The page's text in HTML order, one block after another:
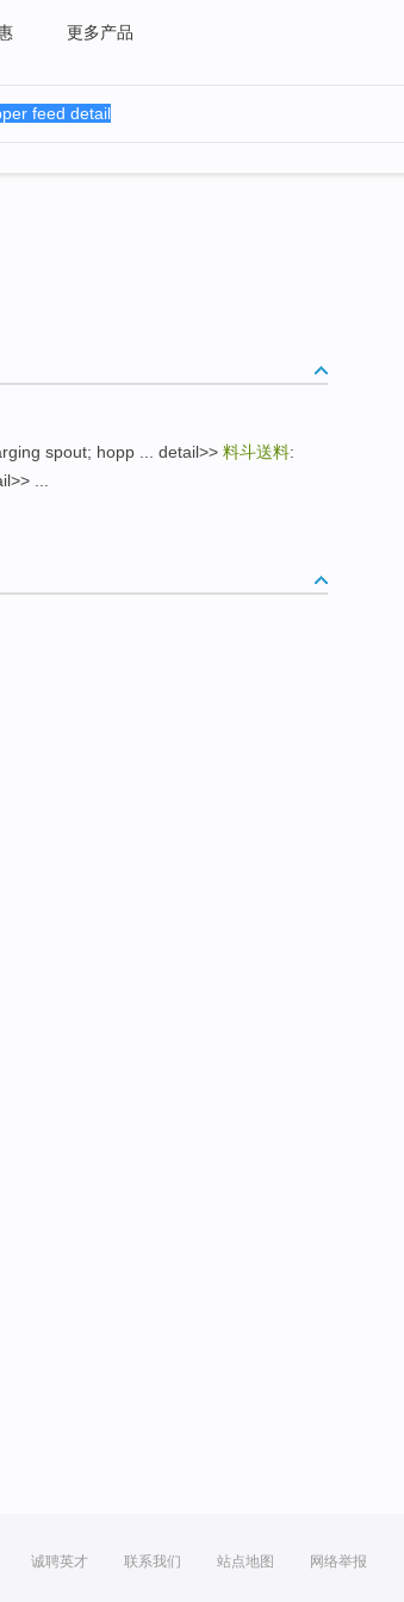
更多产品
spout; hopp ... detail>> 料斗送料:
...
诚聘英才 联系我们 站点地图 网络举报